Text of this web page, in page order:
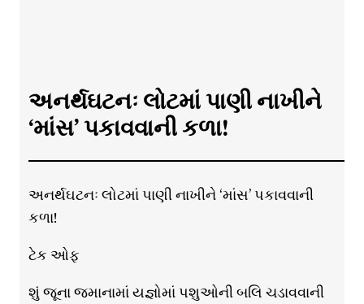
અનર્થઘટનઃ લોટમાં પાણી નાખીને
‘માંસ’ પકાવવાની કળા!
અનર્થઘટનઃ લોટમાં પાણી નાખીને ‘માંસ’ પકાવવાની
કળા!
ટેક ઓફ
શું જૂના જમાનામાં યજ્ઞોમાં પશુઓની બલિ ચડાવવાની